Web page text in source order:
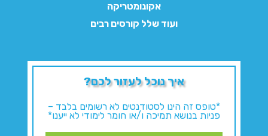
אקונומטריקה
ועוד שלל קורסים רבים
איך נוכל לעזור לכם?
*טופס זה הינו לסטודנטים לא רשומים בלבד –
פניות בנושא תמיכה ו/או חומר לימודי לא ייענו*